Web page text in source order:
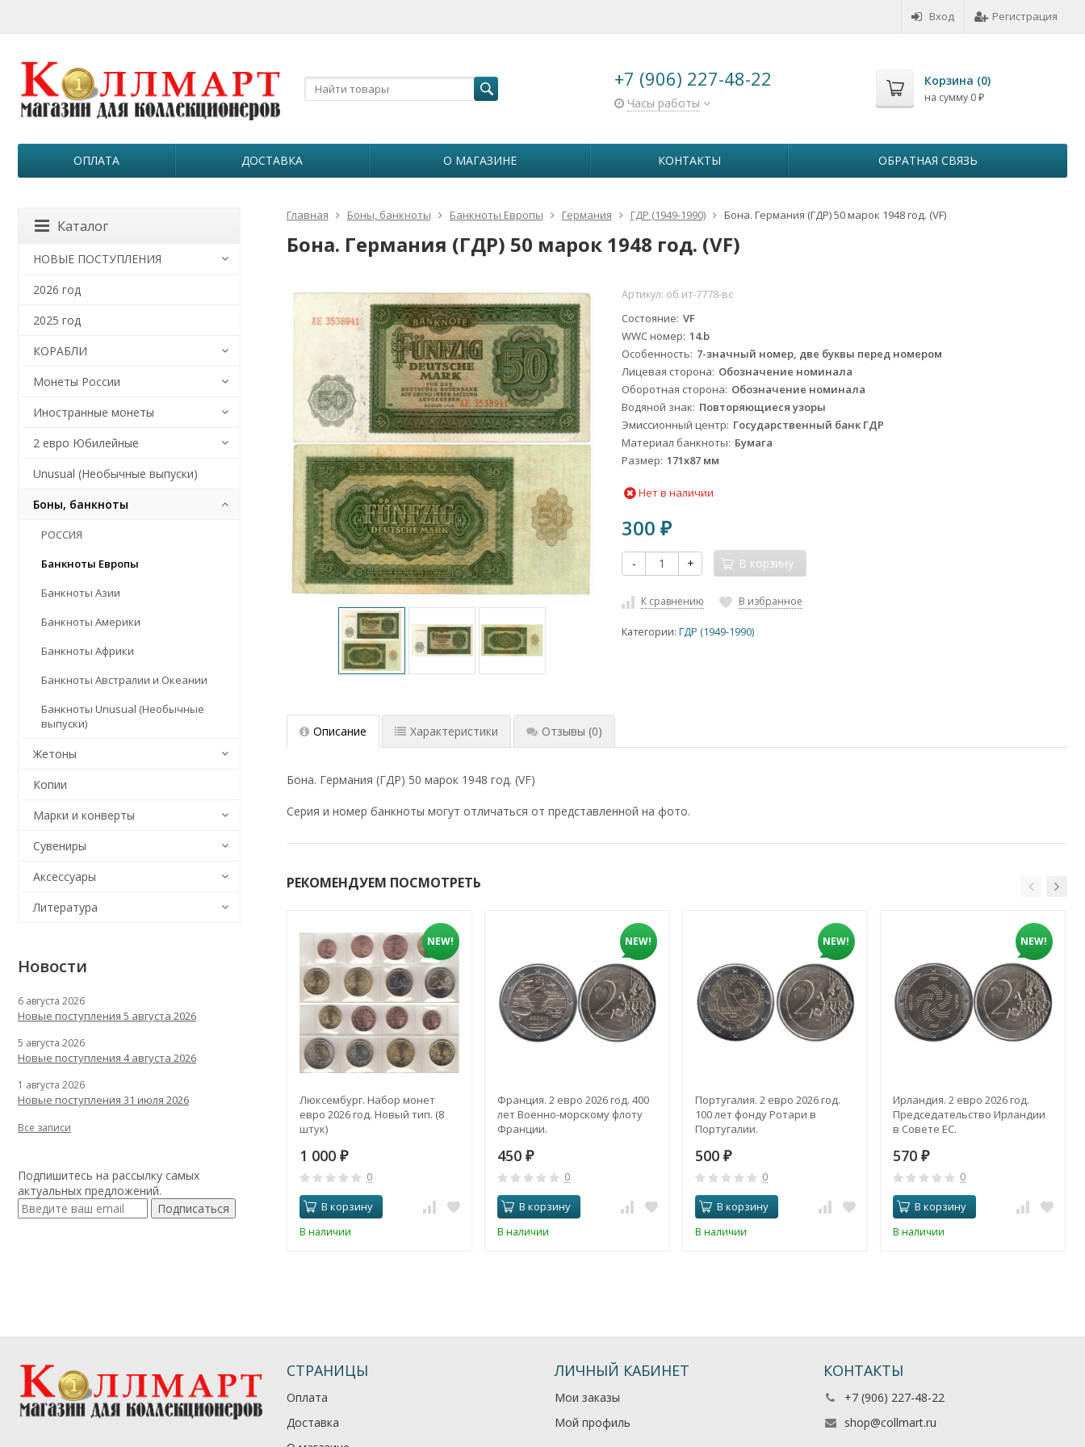
Вход Регистрация
+7 (906) 227-48-22
Часы работы
Корзина (0)
на сумму 0 ₽
ОПЛАТА ДОСТАВКА О МАГАЗИНЕ КОНТАКТЫ ОБРАТНАЯ СВЯЗЬ
Главная Боны, банкноты Банкноты Европы Германия ГДР (1949-1990) Бона. Германия (ГДР) 50 марок 1948 год. (VF)
Бона. Германия (ГДР) 50 марок 1948 год. (VF)
Артикул: об ит-7778-вс
Состояние VF
WWC номер 14.b
Особенность 7-значный номер, две буквы перед номером
Лицевая сторона Обозначение номинала
Оборотная сторона Обозначение номинала
Водяной знак Повторяющиеся узоры
Эмиссионный центр Государственный банк ГДР
Материал банкноты Бумага
Размер 171х87 мм
Нет в наличии
300₽
- + В корзину
К сравнению В избранное
Категории:ГДР (1949-1990)
Описание Характеристики Отзывы (0)
Бона. Германия (ГДР) 50 марок 1948 год. (VF)
Серия и номер банкноты могут отличаться от представленной на фото.
РЕКОМЕНДУЕМ ПОСМОТРЕТЬ
NEW!
Люксембург. Набор монет
евро 2026 год. Новый тип. (8
штук)
1 000 ₽
0
В корзину
В наличии
NEW!
Франция. 2 евро 2026 год. 400
лет Военно-морскому флоту
Франции.
450 ₽
0
В корзину
В наличии
NEW!
Португалия. 2 евро 2026 год.
100 лет фонду Ротари в
Португалии.
500 ₽
0
В корзину
В наличии
NEW!
Ирландия. 2 евро 2026 год.
Председательство Ирландии
в Совете ЕС.
570 ₽
0
В корзину
В наличии
Каталог
НОВЫЕ ПОСТУПЛЕНИЯ
2026 год
2025 год
КОРАБЛИ
Монеты России
Иностранные монеты
2 евро Юбилейные
Unusual (Необычные выпуски)
Боны, банкноты
РОССИЯ
Банкноты Европы
Банкноты Азии
Банкноты Америки
Банкноты Африки
Банкноты Австралии и Океании
Банкноты Unusual (Необычные
выпуски)
Жетоны
Копии
Марки и конверты
Сувениры
Аксессуары
Литература
Новости
6 августа 2026
Новые поступления 5 августа 2026
5 августа 2026
Новые поступления 4 августа 2026
1 августа 2026
Новые поступления 31 июля 2026
Все записи
Подпишитесь на рассылку самых
актуальных предложений.
Подписаться
СТРАНИЦЫ
Оплата
Доставка
ЛИЧНЫЙ КАБИНЕТ
Мои заказы
Мой профиль
КОНТАКТЫ
+7 (906) 227-48-22
shop@collmart.ru